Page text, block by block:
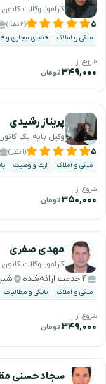
کارآموز وکالت
۵ (۲ نظر)
ملکی و املاک فضای مجازی و
شروع از
۳۴۹,۰۰۰ تومان
پریناز رشیدی
وکیل پایه یک
۵ (۱ نظر)
ملکی و املاک ارث و وصیت
شروع از
۳۵۰,۰۰۰ تومان
مهدی صفری
کارآموز وکالت
۴ خدمت ارائه‌شده
ملکی و املاک بانکی و مطالبات
شروع از
۳۴۹,۰۰۰ تومان
سجاد حسنی